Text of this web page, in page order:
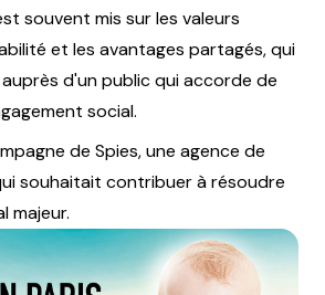
souvent mis sur les valeurs
et les avantages partagés, qui
d'un public qui accorde de
social.
de Spies, une agence de
souhaitait contribuer à résoudre
majeur.